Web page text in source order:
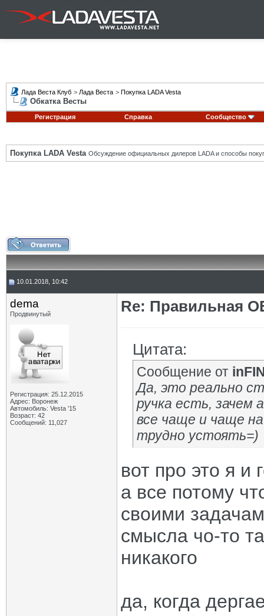
Лада Веста Клуб > Лада Веста > Покупка LADA Vesta
Обкатка Весты
Регистрация Справка Сообщество
Покупка LADA Vesta Обсуждение официальных дилеров LADA и способы
10.01.2018, 10:42
dema
Продвинутый
Регистрация: 25.12.2015
Адрес: Воронеж
Автомобиль: Vesta '15
Возраст: 42
Сообщений: 11,027
Re: Правильная
Цитата:
Сообщение от
Да, это реально
ручка есть, зачем
все чаще и чаще
трудно устоять=)
вот про это я и
а все потому
своими
смысла чо-то
никакого
да, когда